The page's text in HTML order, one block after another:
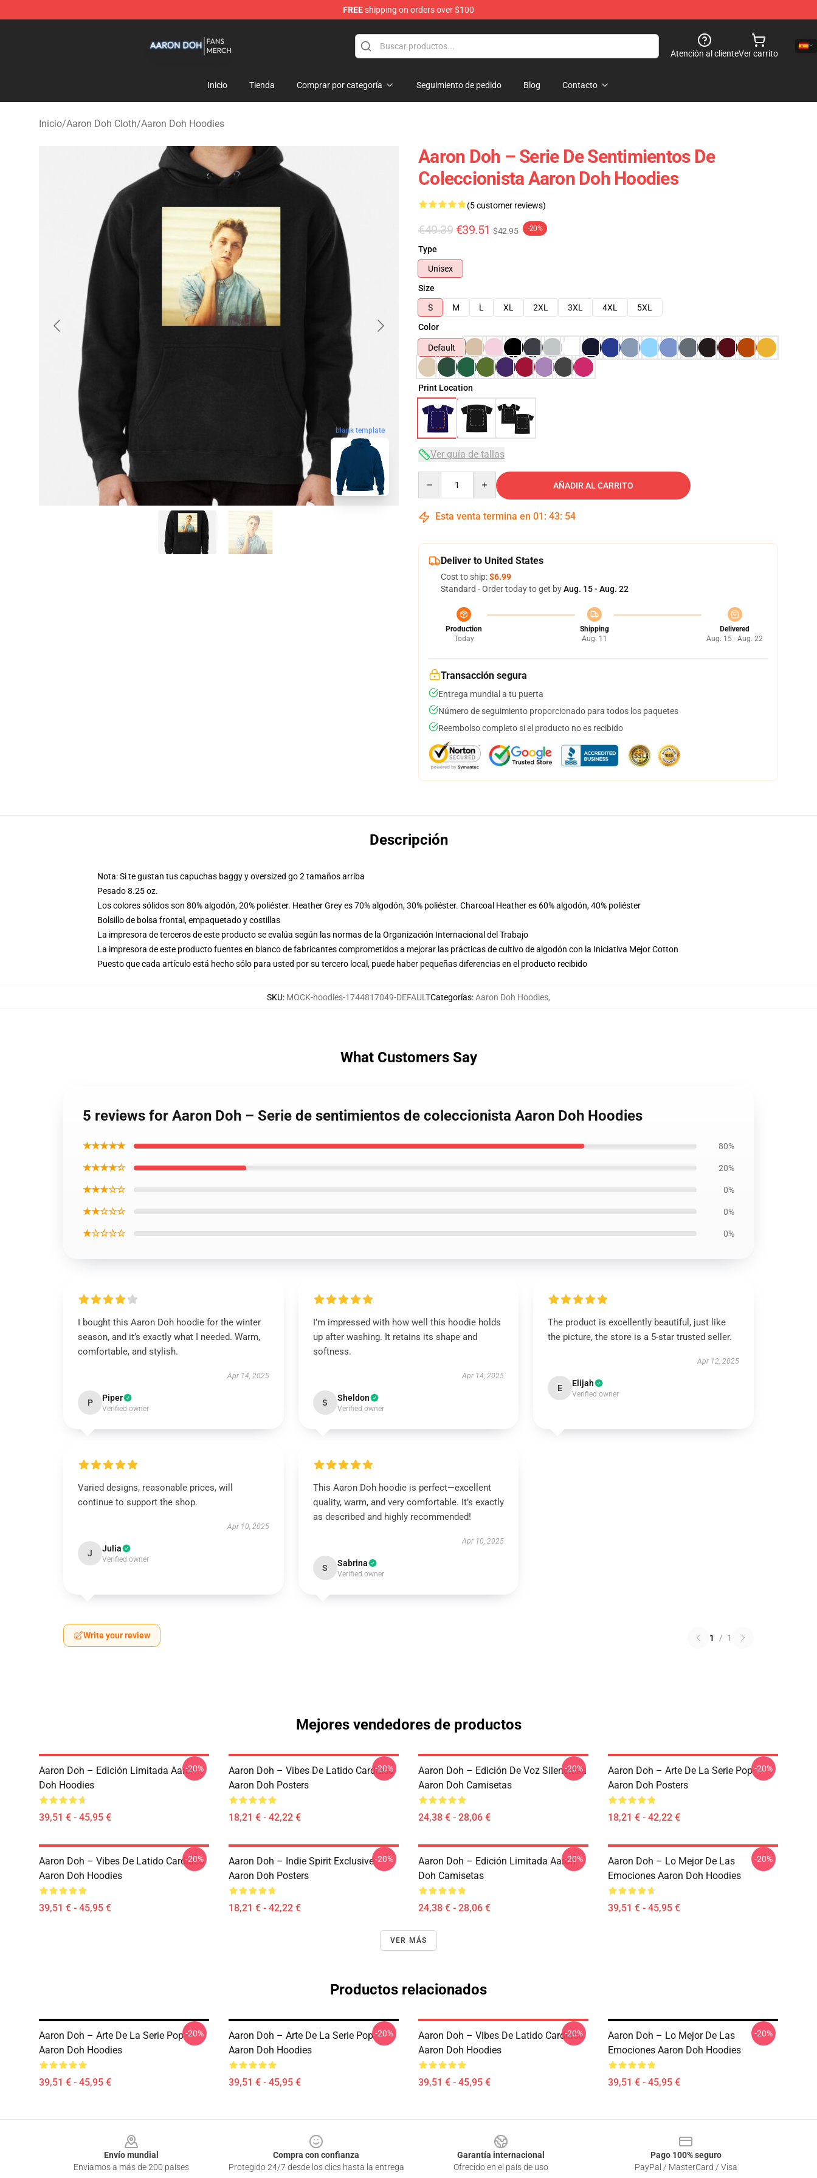
FREEshipping on orders over $100
Atención al clienteVer carrito
Inicio Tienda Comprar por categoría Seguimiento de pedido Blog Contacto
Inicio/Aaron Doh Cloth/Aaron Doh Hoodies
blank template
Aaron Doh – Serie De Sentimientos De
Coleccionista Aaron Doh Hoodies
(5 customer reviews)
€49.39 €39.51 $42.95 -20%
Type
Unisex
Size
S
M L XL 2XL 3XL 4XL
5XL
Color
Default
Print Location
Ver guía de tallas
AÑADIR AL CARRITO
Esta venta termina en 01 : 43: 53
Deliver to United States
Cost to ship:$6.99
Standard - Order today to get byAug. 15 - Aug. 22
Production
Today
Shipping
Aug. 11
Delivered
Aug. 15 - Aug. 22
Transacción segura
Entrega mundial a tu puerta
Número de seguimiento proporcionado para todos los paquetes
Reembolso completo si el producto no es recibido
Descripción
Nota: Si te gustan tus capuchas baggy y oversized go 2 tamaños arriba
Pesado 8.25 oz.
Los colores sólidos son 80% algodón, 20% poliéster. Heather Grey es 70% algodón, 30% poliéster. Charcoal Heather es 60% algodón, 40% poliéster
Bolsillo de bolsa frontal, empaquetado y costillas
La impresora de terceros de este producto se evalúa según las normas de la Organización Internacional del Trabajo
La impresora de este producto fuentes en blanco de fabricantes comprometidos a mejorar las prácticas de cultivo de algodón con la Iniciativa Mejor Cotton
Puesto que cada artículo está hecho sólo para usted por su tercero local, puede haber pequeñas diferencias en el producto recibido
SKU: MOCK-hoodies-1744817049-DEFAULTCategorías:Aaron Doh Hoodies,
What Customers Say
5 reviews for Aaron Doh – Serie de sentimientos de coleccionista Aaron Doh Hoodies
★★★★★ 80%
★★★★☆ 20%
★★★☆☆ 0%
★★☆☆☆ 0%
★☆☆☆☆ 0%
I bought this Aaron Doh hoodie for the winter
season, and it’s exactly what I needed. Warm,
comfortable, and stylish.
Apr 14, 2025
P Piper
Verified owner
I’m impressed with how well this hoodie holds
up after washing. It retains its shape and
softness.
Apr 14, 2025
S Sheldon
Verified owner
The product is excellently beautiful, just like
the picture, the store is a 5-star trusted seller.
Apr 12, 2025
E Elijah
Verified owner
Varied designs, reasonable prices, will
continue to support the shop.
Apr 10, 2025
J Julia
Verified owner
This Aaron Doh hoodie is perfect—excellent
quality, warm, and very comfortable. It’s exactly
as described and highly recommended!
Apr 10, 2025
S Sabrina
Verified owner
Write your review 1 / 1
Mejores vendedores de productos
Aaron Doh – Edición Limitada Aaron
Doh Hoodies
39,51 € - 45,95 €
-20%
Aaron Doh – Vibes De Latido Cardíaco
Aaron Doh Posters
18,21 € - 42,22 €
-20%
Aaron Doh – Edición De Voz Silenciosa
Aaron Doh Camisetas
24,38 € - 28,06 €
-20%
Aaron Doh – Arte De La Serie Pop
Aaron Doh Posters
18,21 € - 42,22 €
-20%
Aaron Doh – Vibes De Latido Cardíaco
Aaron Doh Hoodies
39,51 € - 45,95 €
-20%
Aaron Doh – Indie Spirit Exclusive
Aaron Doh Posters
18,21 € - 42,22 €
-20%
Aaron Doh – Edición Limitada Aaron
Doh Camisetas
24,38 € - 28,06 €
-20%
Aaron Doh – Lo Mejor De Las
Emociones Aaron Doh Hoodies
39,51 € - 45,95 €
-20%
VER MÁS
Productos relacionados
Aaron Doh – Arte De La Serie Pop
Aaron Doh Hoodies
39,51 € - 45,95 €
-20%
Aaron Doh – Arte De La Serie Pop
Aaron Doh Hoodies
39,51 € - 45,95 €
-20%
Aaron Doh – Vibes De Latido Cardíaco
Aaron Doh Hoodies
39,51 € - 45,95 €
-20%
Aaron Doh – Lo Mejor De Las
Emociones Aaron Doh Hoodies
39,51 € - 45,95 €
-20%
Envío mundial
Enviamos a más de 200 países
Compra con confianza
Protegido 24/7 desde los clics hasta la entrega
Garantía internacional
Ofrecido en el país de uso
Pago 100% seguro
PayPal / MasterCard / Visa